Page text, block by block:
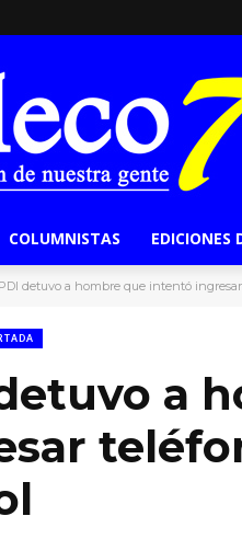
COLUMNISTAS EDICIONES
PDI detuvo a hombre que intentó ingresar
a